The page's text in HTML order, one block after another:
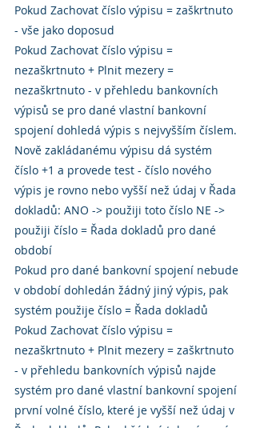
Pokud Zachovat číslo výpisu = zaškrtnuto
- vše jako doposud
Pokud Zachovat číslo výpisu =
nezaškrtnuto + Plnit mezery =
nezaškrtnuto - v přehledu bankovních
výpisů se pro dané vlastní bankovní
spojení dohledá výpis s nejvyšším číslem.
Nově zakládanému výpisu dá systém
číslo +1 a provede test - číslo nového
výpis je rovno nebo vyšší než údaj v Řada
dokladů: ANO -> použiji toto číslo NE ->
použiji číslo = Řada dokladů pro dané
období
Pokud pro dané bankovní spojení nebude
v období dohledán žádný jiný výpis, pak
systém použije číslo = Řada dokladů
Pokud Zachovat číslo výpisu =
nezaškrtnuto + Plnit mezery = zaškrtnuto
- v přehledu bankovních výpisů najde
systém pro dané vlastní bankovní spojení
první volné číslo, které je vyšší než údaj v